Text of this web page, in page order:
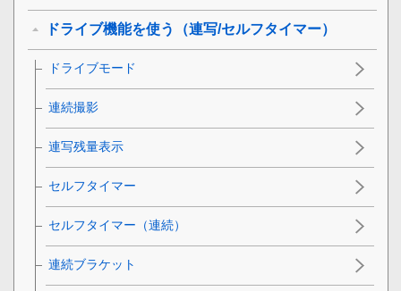
ドライブ機能を使う（連写/セルフタイマー）
ドライブモード
連続撮影
連写残量表示
セルフタイマー
セルフタイマー（連続）
連続ブラケット